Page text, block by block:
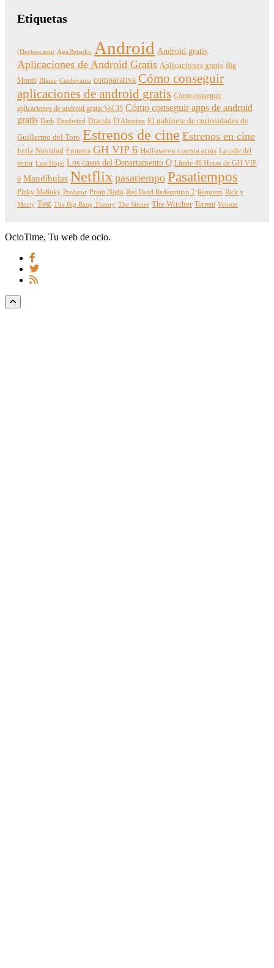
Etiquetas
(Des)encanto AggRetsuko Android Android gratis
Aplicaciones de Android Gratis Aplicaciones gratis Big
Mouth Blame Castlevania comparativa Cómo conseguir
aplicaciones de android gratis Cómo conseguir
aplicaciones de android gratis Vol 35 Cómo conseguir apps de android
gratis Dark Deadwind Dracula El Alienista El gabinete de curiosidades de
Guillermo del Toro Estrenos de cine Estrenos en cine
Feliz Navidad Frontera GH VIP 6 Halloween cuenta atrás La calle del
terror Last Hope Los casos del Departamento Q Límite 48 Horas de GH VIP
6 Mandíbulas Netflix pasatiempo Pasatiempos
Pinky Malinky Predator Prom Night Red Dead Redemption 2 Requiem Rick y
Morty Test The Big Bang Theory The Sinner The Witcher Torrent Venom
OcioTime, Tu web de ocio.